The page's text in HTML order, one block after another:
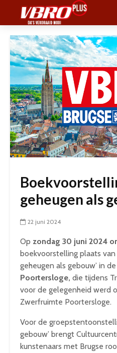
geheugen als
22 juni 2024
Op zondag 30 juni 2024
boekvoorstelling plaats
geheugen als gebouw’ in de
Poortersloge, die tijdens
voor de gelegenheid werd
Zwerfruimte Poortersloge.
Voor de
gebouw’ brengt
kunstenaars met Brugse